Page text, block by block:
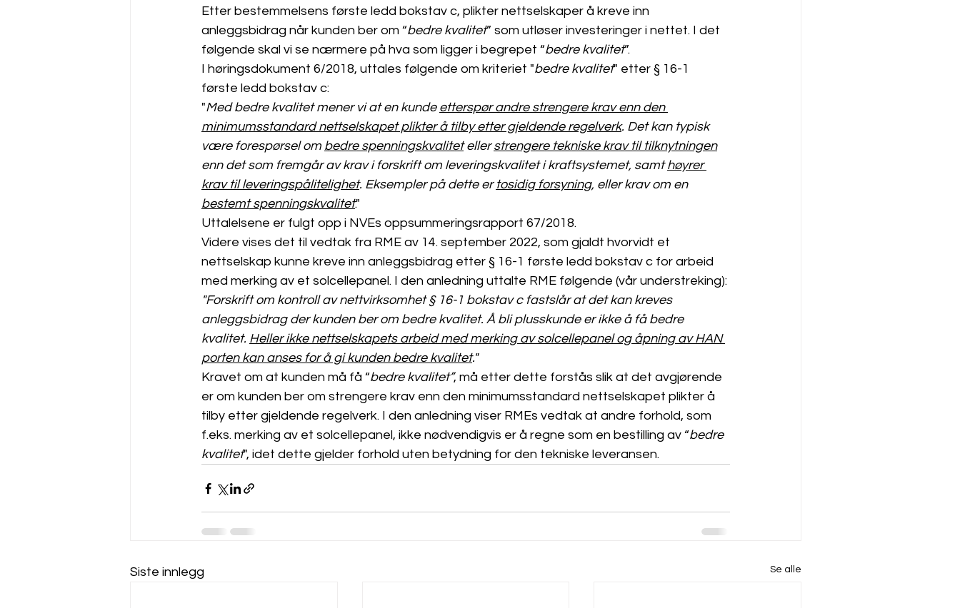
Etter bestemmelsens første ledd bokstav c, plikter nettselskaper å kreve inn
anleggsbidrag når kunden ber om “bedre kvalitet” som utløser investeringer i nettet. I det
følgende skal vi se nærmere på hva som ligger i begrepet “bedre kvalitet”.
I høringsdokument 6/2018, uttales følgende om kriteriet "bedre kvalitet" etter § 16-1
første ledd bokstav c:
"Med bedre kvalitet mener vi at en kunde etterspør andre strengere krav enn den
minimumsstandard nettselskapet plikter å tilby etter gjeldende regelverk. Det kan typisk
være forespørsel om bedre spenningskvalitet eller strengere tekniske krav til tilknytningen
enn det som fremgår av krav i forskrift om leveringskvalitet i kraftsystemet, samt høyrer
krav til leveringspålitelighet. Eksempler på dette er tosidig forsyning, eller krav om en
bestemt spenningskvalitet."
Uttalelsene er fulgt opp i NVEs oppsummeringsrapport 67/2018.
Videre vises det til vedtak fra RME av 14. september 2022, som gjaldt hvorvidt et
nettselskap kunne kreve inn anleggsbidrag etter § 16-1 første ledd bokstav c for arbeid
med merking av et solcellepanel. I den anledning uttalte RME følgende (vår understreking):
"Forskrift om kontroll av nettvirksomhet § 16-1 bokstav c fastslår at det kan kreves
anleggsbidrag der kunden ber om bedre kvalitet. Å bli plusskunde er ikke å få bedre
kvalitet. Heller ikke nettselskapets arbeid med merking av solcellepanel og åpning av HAN
porten kan anses for å gi kunden bedre kvalitet."
Kravet om at kunden må få “bedre kvalitet”, må etter dette forstås slik at det avgjørende
er om kunden ber om strengere krav enn den minimumsstandard nettselskapet plikter å
tilby etter gjeldende regelverk. I den anledning viser RMEs vedtak at andre forhold, som
f.eks. merking av et solcellepanel, ikke nødvendigvis er å regne som en bestilling av “bedre
kvalitet", idet dette gjelder forhold uten betydning for den tekniske leveransen.
Siste innlegg Se alle